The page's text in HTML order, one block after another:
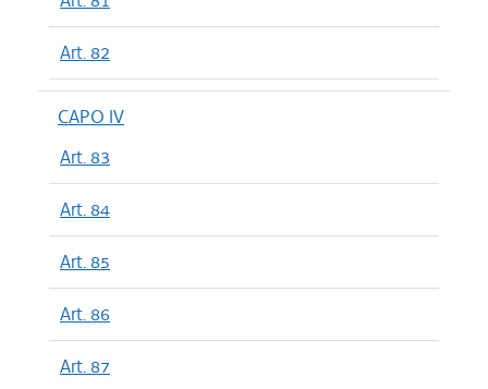
Art. 82
CAPO IV
Art. 83
Art. 84
Art. 85
Art. 86
Art. 87